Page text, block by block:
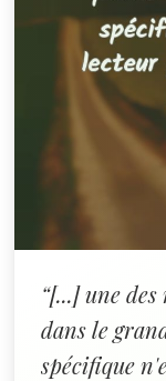
“[...] une
dans le
spécifique